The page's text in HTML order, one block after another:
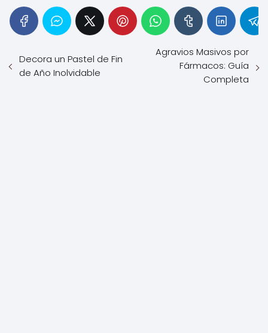
Decora un Pastel de Fin
de Año Inolvidable
Agravios Masivos por
Fármacos: Guía
Completa